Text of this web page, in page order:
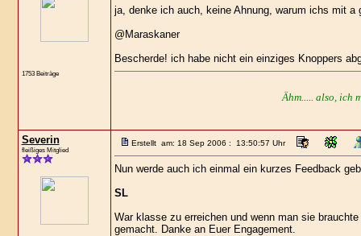
1753 Beiträge
ja, denke ich auch, keine Ahnung, warum ichs mit
@Maraskaner
Bescherde! ich habe nicht ein einziges Knoppers
Ähm..... also, ich
Severin
fleißiges Mitglied
Erstellt am: 18 Sep 2006 : 13:50:57 Uhr
Nun werde auch ich einmal ein kurzes Feedback
SL
War klasse zu erreichen und wenn man sie
gemacht. Danke an Euer Engagement.